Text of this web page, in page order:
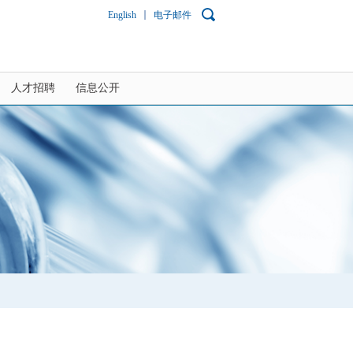
English 电子邮件
人才招聘 信息公开